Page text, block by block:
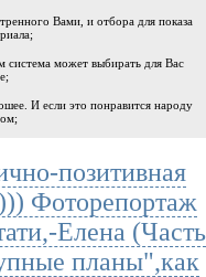
Вами, и отбора для показа
система может выбирать для Вас
И если это понравится народу
позитивная
Фоторепортаж
Елена (Часть
планы",как